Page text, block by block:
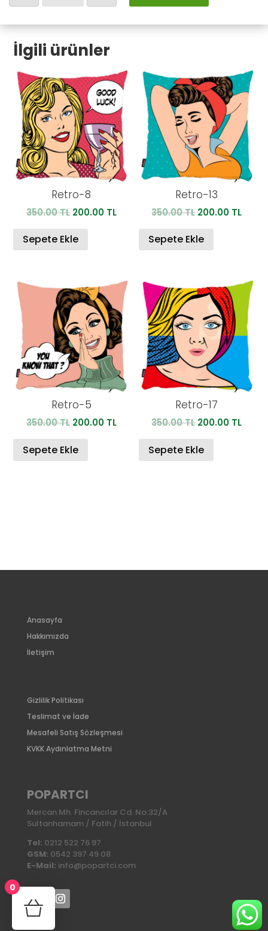
İlgili ürünler
Retro-8
350.00TL Orijinal
350.00 TL.
200.00 TLŞu
200.00 TL.
Sepete Ekle
Retro-13
350.00TL Orijinal
350.00 TL.
200.00 TLŞu
Sepete Ekle
Retro-5
350.00TL Orijinal
350.00 TL.
200.00 TLŞu
200.00 TL.
Sepete Ekle
Retro-17
350.00TL Orijinal
350.00 TL.
200.00 TLŞu
Sepete Ekle
Anasayfa
Hakkımızda
İletişim
Gizlilik Politikası
Teslimat ve İade
Mesafeli Satış Sözleşmesi
KVKK Aydınlatma Metni
POPARTCI
Mercan Mh. Fincancılar Cd. No:32/A
Sultanhamam / Fatih / İstanbul
Tel: 0212 522 76 97
GSM: 0542 397 49 08
E-Mail: info@popartci.com
0